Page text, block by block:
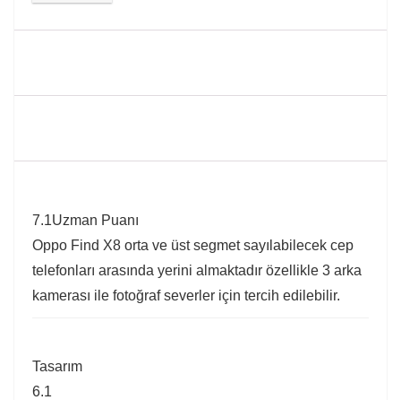
7.1Uzman Puanı
Oppo Find X8 orta ve üst segmet sayılabilecek cep
telefonları arasında yerini almaktadır özellikle 3 arka
kamerası ile fotoğraf severler için tercih edilebilir.
Tasarım
6.1